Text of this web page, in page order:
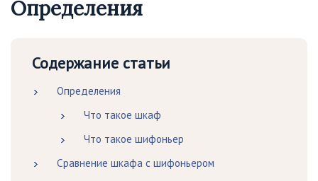
Определения
Содержание статьи
Определения
Что такое шкаф
Что такое шифоньер
Сравнение шкафа с шифоньером